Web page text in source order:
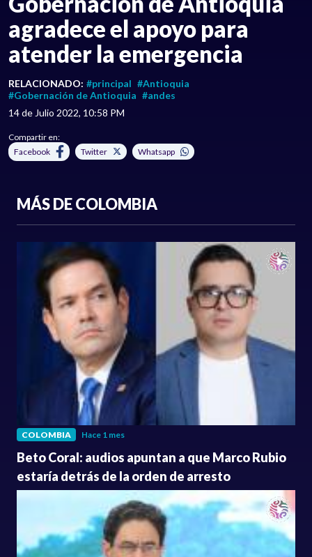
agradece el apoyo para
atender la emergencia
RELACIONADO: #principal #Antioquia
#Gobernación de Antioquia #andes
14 de Julio 2022, 10:58 PM
Compartir en:
Facebook
Twitter Whatsapp
MÁS DE COLOMBIA
COLOMBIA Hace 1 mes
Beto Coral: audios apuntan a que Marco Rubio
estaría detrás de la orden de arresto